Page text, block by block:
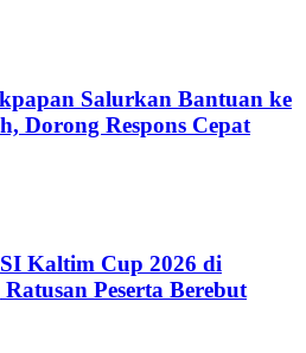
Salurkan Bantuan ke
Dorong Respons Cepat
Kaltim Cup 2026 di
Peserta Berebut